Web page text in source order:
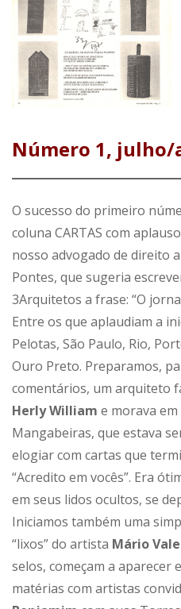
Número 1, julho/
O sucesso do primeiro
coluna CARTAS com
nosso advogado de direito
Pontes, que sugeria
3Arquitetos a frase: “O
Entre os que aplaudiam a
Pelotas, São Paulo, Rio,
Ouro Preto. Preparamos,
comentários, um arquiteto
Herly William e morava
Mangabeiras, que estava
elogiar com cartas que
“Acredito em vocês”. Era
em seus lidos ocultos, se
Iniciamos também uma
“lixos” do artista Mário Vale
selos, começam a aparecer
matérias com artistas